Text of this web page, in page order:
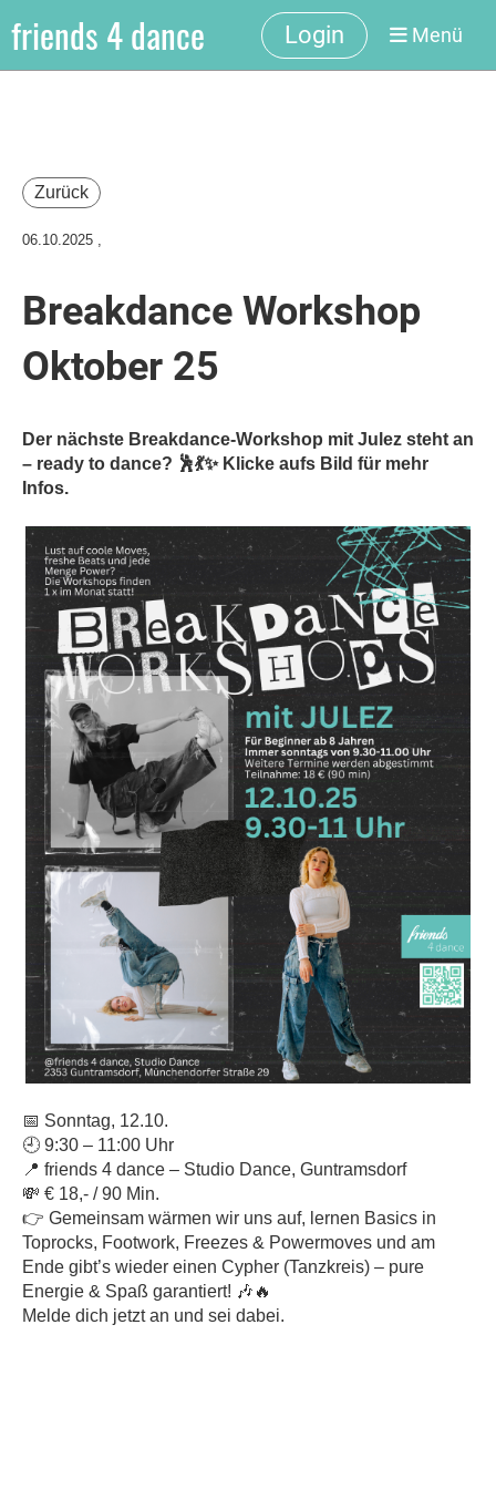
friends 4 dance Login Menü
Zurück
06.10.2025 ,
Breakdance Workshop
Oktober 25
Der nächste Breakdance-Workshop mit Julez steht an
– ready to dance? 🕺💃✨ Klicke aufs Bild für mehr
Infos.
📅 Sonntag, 12.10.
🕘 9:30 – 11:00 Uhr
📍 friends 4 dance – Studio Dance, Guntramsdorf
💸 € 18,- / 90 Min.
👉 Gemeinsam wärmen wir uns auf, lernen Basics in
Toprocks, Footwork, Freezes & Powermoves und am
Ende gibt’s wieder einen Cypher (Tanzkreis) – pure
Energie & Spaß garantiert! 🎶🔥
Melde dich jetzt an und sei dabei.